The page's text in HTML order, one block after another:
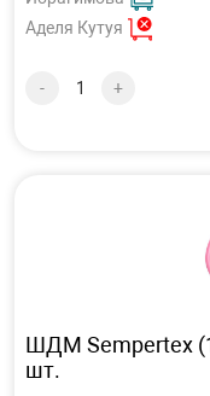
Аделя Кутуя
- +
ШДМ Sempertex
шт.